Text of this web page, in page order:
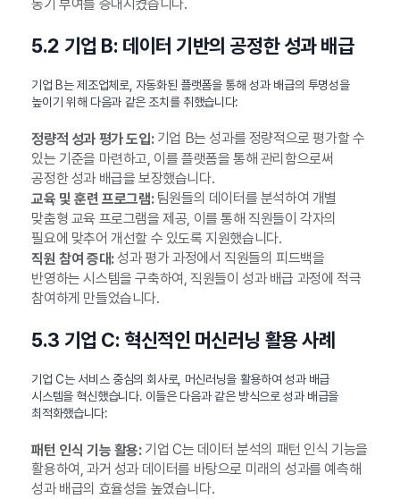
동기 부여를 증대시켰습니다.
5.2 기업 B: 데이터 기반의 공정한 성과 배급
기업 B는 제조업체로, 자동화된 플랫폼을 통해 성과 배급의 투명성을
높이기 위해 다음과 같은 조치를 취했습니다:
정량적 성과 평가 도입:기업 B는 성과를 정량적으로 평가할 수
있는 기준을 마련하고, 이를 플랫폼을 통해 관리함으로써
공정한 성과 배급을 보장했습니다.
교육 및 훈련 프로그램:팀원들의 데이터를 분석하여 개별
맞춤형 교육 프로그램을 제공, 이를 통해 직원들이 각자의
필요에 맞추어 개선할 수 있도록 지원했습니다.
직원 참여 증대:성과 평가 과정에서 직원들의 피드백을
반영하는 시스템을 구축하여, 직원들이 성과 배급 과정에 적극
참여하게 만들었습니다.
5.3 기업 C: 혁신적인 머신러닝 활용 사례
기업 C는 서비스 중심의 회사로, 머신러닝을 활용하여 성과 배급
시스템을 혁신했습니다. 이들은 다음과 같은 방식으로 성과 배급을
최적화했습니다:
패턴 인식 기능 활용:기업 C는 데이터 분석의 패턴 인식 기능을
활용하여, 과거 성과 데이터를 바탕으로 미래의 성과를 예측해
성과 배급의 효율성을 높였습니다.